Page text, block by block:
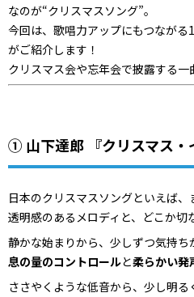
なのが“クリスマスソング”。
今回は、歌唱力アップにもつなが
がご紹介します！
クリスマス会や忘年会で披露する
① 山下達郎 『クリスマス・
日本のクリスマスソングといえば
透明感のあるメロディと、どこか切
静かな始まりから、少しずつ気持ち
息の量のコントロールと柔らかい発
ささやくような低音から、少し明る